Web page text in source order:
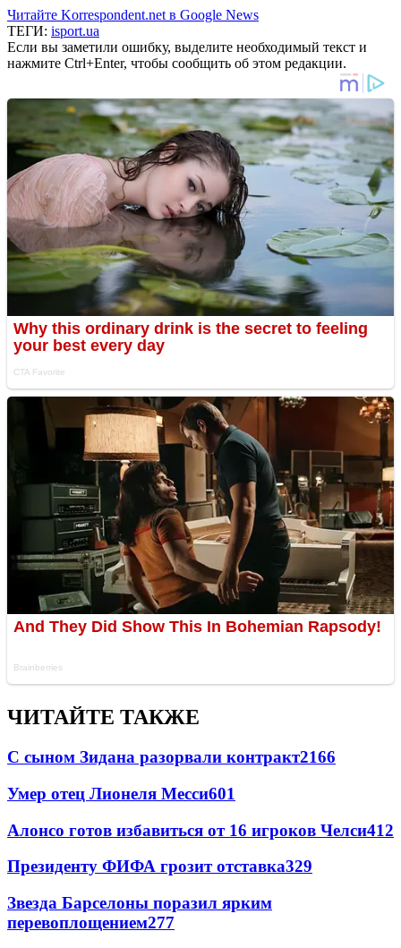
Читайте Korrespondent.net в Google News
ТЕГИ: isport.ua
Если вы заметили ошибку, выделите необходимый текст и
нажмите Ctrl+Enter, чтобы сообщить об этом редакции.
ЧИТАЙТЕ ТАКЖЕ
С сыном Зидана разорвали контракт2166
Умер отец Лионеля Месси601
Алонсо готов избавиться от 16 игроков Челси412
Президенту ФИФА грозит отставка329
Звезда Барселоны поразил ярким
перевоплощением277